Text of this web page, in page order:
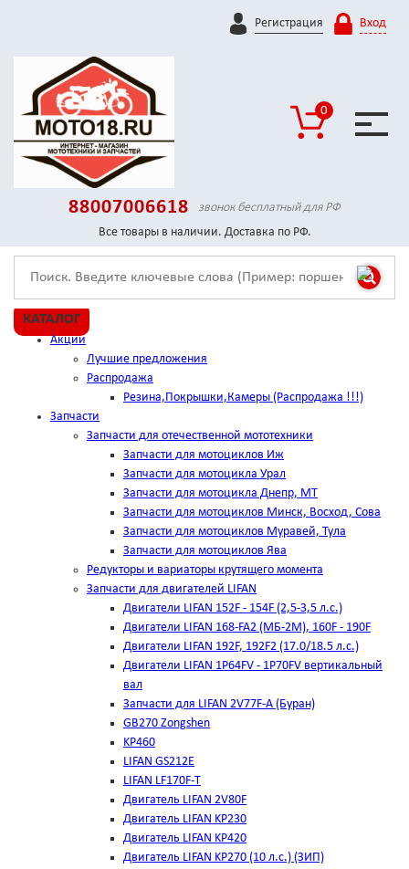
Регистрация Вход
0
88007006618
звонок бесплатный для РФ
Все товары в наличии. Доставка по РФ.
КАТАЛОГ
Акции
Лучшие предложения
Распродажа
Резина,Покрышки,Камеры (Распродажа !!!)
Запчасти
Запчасти для отечественной мототехники
Запчасти для мотоциклов Иж
Запчасти для мотоцикла Урал
Запчасти для мотоцикла Днепр, МТ
Запчасти для мотоциклов Минск, Восход, Сова
Запчасти для мотоциклов Муравей, Тула
Запчасти для мотоциклов Ява
Редукторы и вариаторы крутящего момента
Запчасти для двигателей LIFAN
Двигатели LIFAN 152F - 154F (2,5-3,5 л.с.)
Двигатели LIFAN 168-FA2 (МБ-2М), 160F - 190F
Двигатели LIFAN 192F, 192F2 (17.0/18.5 л.с.)
Двигатели LIFAN 1Р64FV - 1Р70FV вертикальный
вал
Запчасти для LIFAN 2V77F-A (Буран)
GB270 Zongshen
KP460
LIFAN GS212E
LIFAN LF170F-T
Двигатель LIFAN 2V80F
Двигатель LIFAN KP230
Двигатель LIFAN KP420
Двигатель LIFAN KP270 (10 л.с.) (ЗИП)